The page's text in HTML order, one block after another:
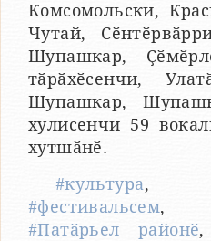
Комсомольски,
Чутай,
Шупашкар,
тӑрӑхӗсенчи,
Шупашкар,
хулисенчи 59
хутшӑнӗ.
#культура
#фестивальсем,
#Патӑрьел районӗ